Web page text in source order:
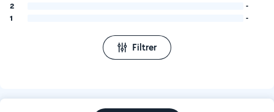
2
-
1
-
Filtrer